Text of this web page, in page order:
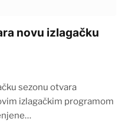
novu izlagačku
sezonu otvara
izlagačkim programom